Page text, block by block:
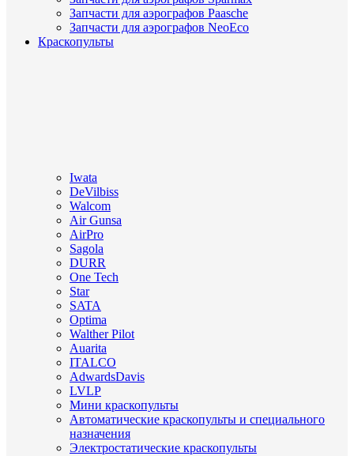
Запчасти для аэрографов Paasche
Запчасти для аэрографов NeoEco
Краскопульты
Iwata
DeVilbiss
Walcom
Air Gunsa
AirPro
Sagola
DURR
One Tech
Star
SATA
Optima
Walther Pilot
Auarita
ITALCO
AdwardsDavis
LVLP
Мини краскопульты
Автоматические краскопульты и специального
назначения
Электростатические краскопульты